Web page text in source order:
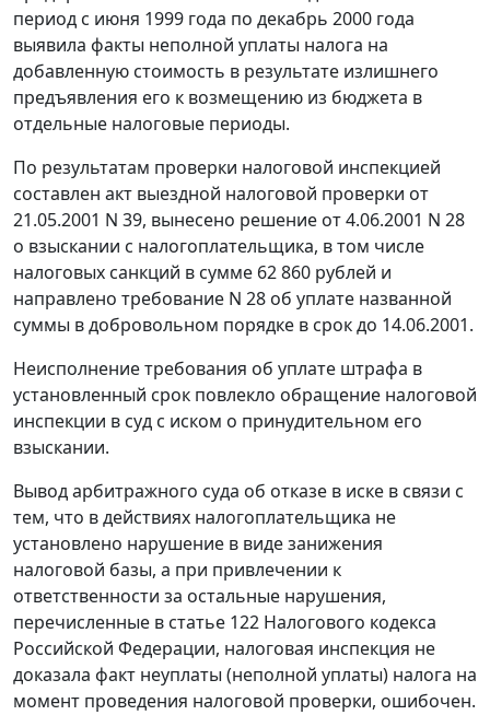
период с июня 1999 года по декабрь 2000 года
выявила факты неполной уплаты налога на
добавленную стоимость в результате излишнего
предъявления его к возмещению из бюджета в
отдельные налоговые периоды.
По результатам проверки налоговой инспекцией
составлен акт выездной налоговой проверки от
21.05.2001 N 39, вынесено решение от 4.06.2001 N 28
о взыскании с налогоплательщика, в том числе
налоговых санкций в сумме 62 860 рублей и
направлено требование N 28 об уплате названной
суммы в добровольном порядке в срок до 14.06.2001.
Неисполнение требования об уплате штрафа в
установленный срок повлекло обращение налоговой
инспекции в суд с иском о принудительном его
взыскании.
Вывод арбитражного суда об отказе в иске в связи с
тем, что в действиях налогоплательщика не
установлено нарушение в виде занижения
налоговой базы, а при привлечении к
ответственности за остальные нарушения,
перечисленные в статье 122 Налогового кодекса
Российской Федерации, налоговая инспекция не
доказала факт неуплаты (неполной уплаты) налога на
момент проведения налоговой проверки, ошибочен.